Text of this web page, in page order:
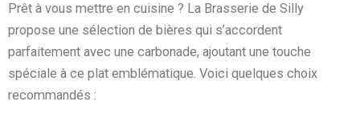
Prêt à vous mettre en cuisine ? La Brasserie de Silly
propose une sélection de bières qui s’accordent
parfaitement avec une carbonade, ajoutant une touche
spéciale à ce plat emblématique. Voici quelques choix
recommandés :